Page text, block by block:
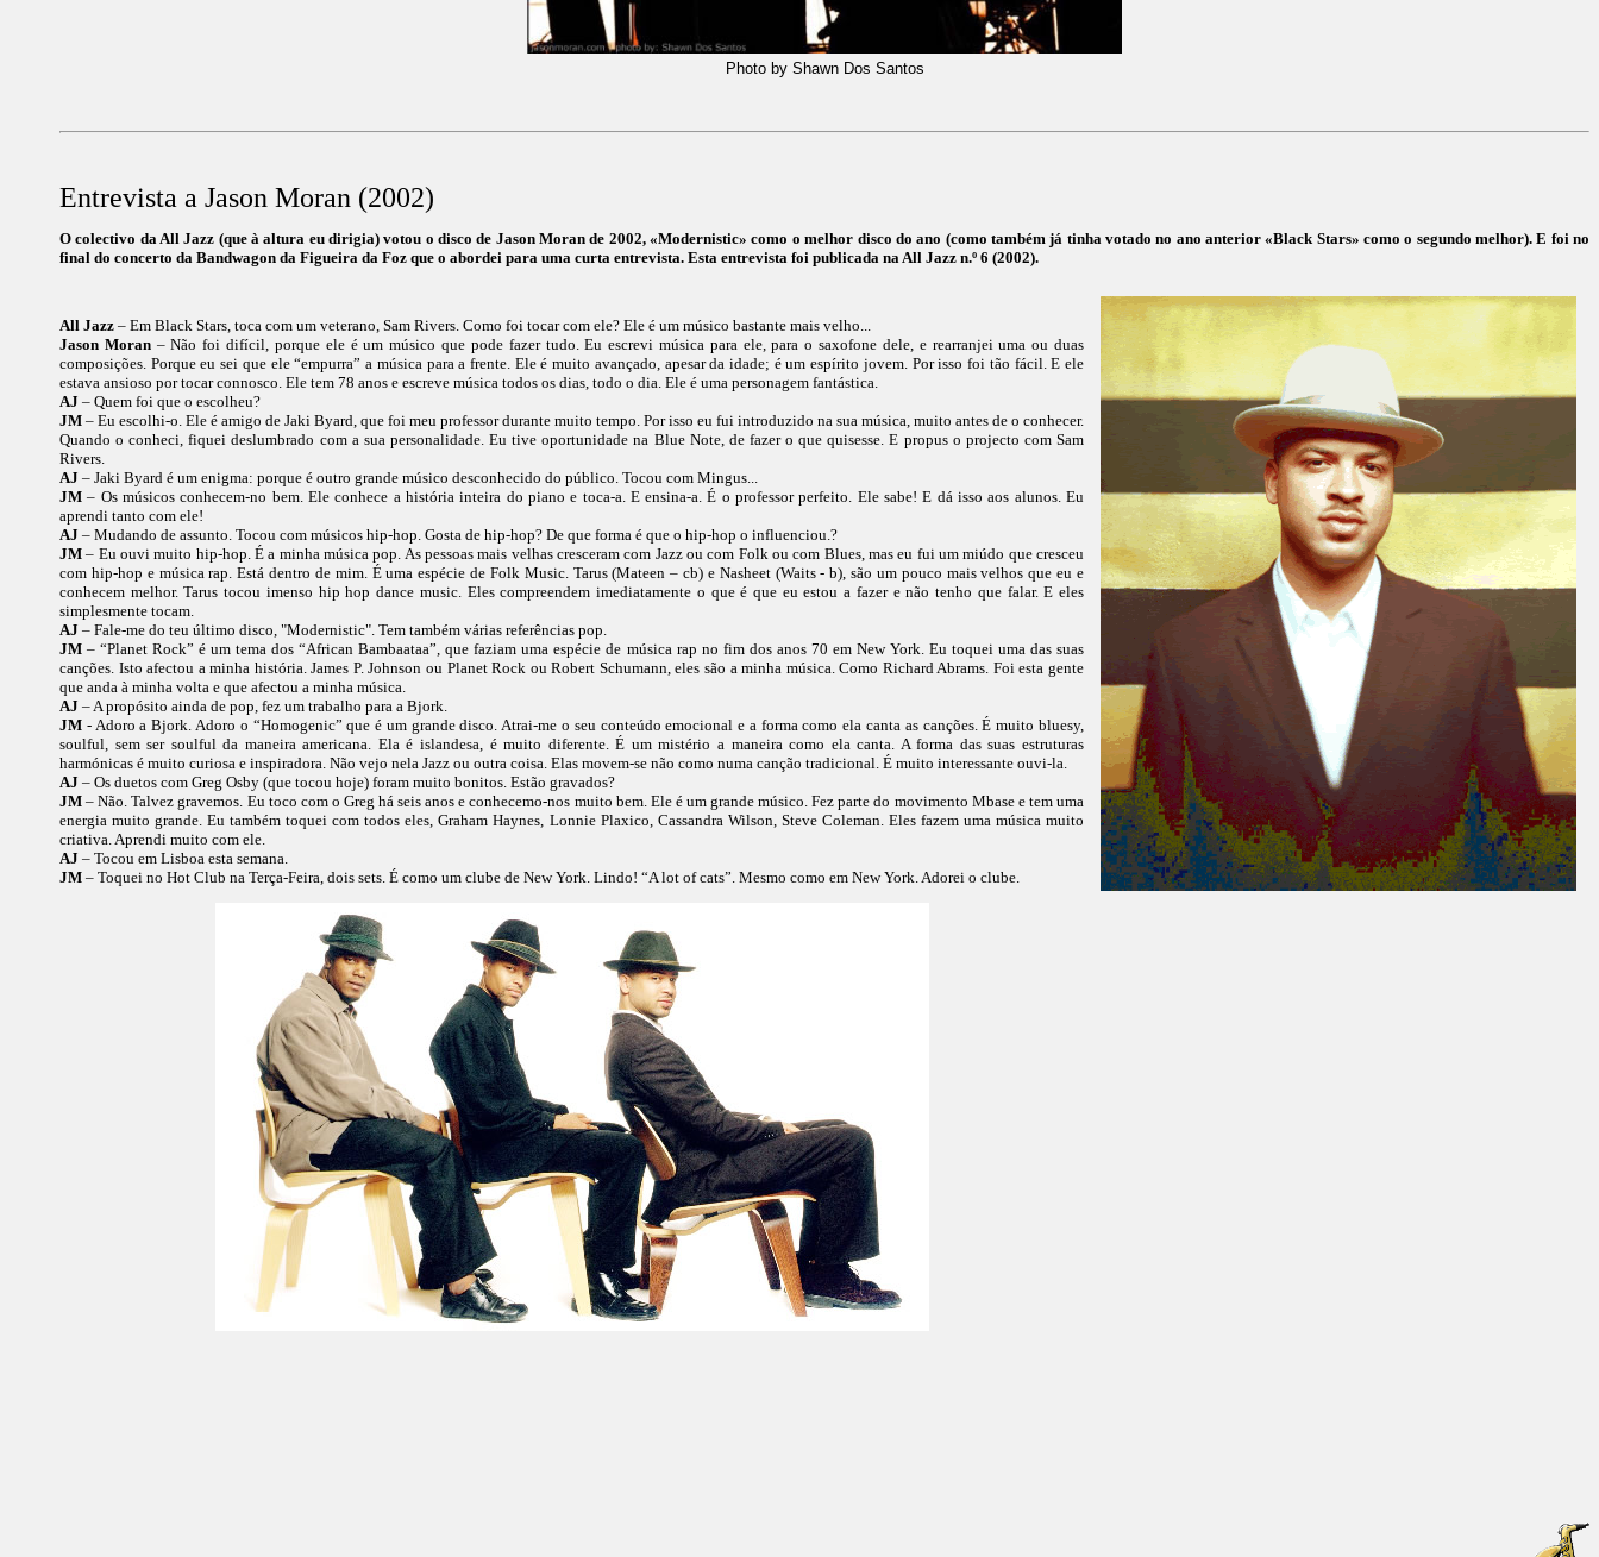
Photo by Shawn Dos Santos
Entrevista a Jason Moran (2002)
O colectivo da All Jazz (que à altura eu dirigia) votou o disco de Jason Moran de 2002, «Modernistic» como o melhor disco do ano (como também já tinha votado no ano anterior «Black Stars» como o segundo melhor). E foi no
final do concerto da Bandwagon da Figueira da Foz que o abordei para uma curta entrevista. Esta entrevista foi publicada na All Jazz n.º 6 (2002).
All Jazz – Em Black Stars, toca com um veterano, Sam Rivers. Como foi tocar com ele? Ele é um músico bastante mais velho...
Jason Moran– Não foi difícil, porque ele é um músico que pode fazer tudo. Eu escrevi música para ele, para o saxofone dele, e rearranjei uma ou duas
composições. Porque eu sei que ele “empurra” a música para a frente. Ele é muito avançado, apesar da idade; é um espírito jovem. Por isso foi tão fácil. E ele
estava ansioso por tocar connosco. Ele tem 78 anos e escreve música todos os dias, todo o dia. Ele é uma personagem fantástica.
AJ – Quem foi que o escolheu?
JM – Eu escolhi-o. Ele é amigo de Jaki Byard, que foi meu professor durante muito tempo. Por isso eu fui introduzido na sua música, muito antes de o conhecer.
Quando o conheci, fiquei deslumbrado com a sua personalidade. Eu tive oportunidade na Blue Note, de fazer o que quisesse. E propus o projecto com Sam
Rivers.
AJ – Jaki Byard é um enigma: porque é outro grande músico desconhecido do público. Tocou com Mingus...
JM – Os músicos conhecem-no bem. Ele conhece a história inteira do piano e toca-a. E ensina-a. É o professor perfeito. Ele sabe! E dá isso aos alunos. Eu
aprendi tanto com ele!
AJ – Mudando de assunto. Tocou com músicos hip-hop. Gosta de hip-hop? De que forma é que o hip-hop o influenciou.?
JM – Eu ouvi muito hip-hop. É a minha música pop. As pessoas mais velhas cresceram com Jazz ou com Folk ou com Blues, mas eu fui um miúdo que cresceu
com hip-hop e música rap. Está dentro de mim. É uma espécie de Folk Music. Tarus (Mateen – cb) e Nasheet (Waits - b), são um pouco mais velhos que eu e
conhecem melhor. Tarus tocou imenso hip hop dance music. Eles compreendem imediatamente o que é que eu estou a fazer e não tenho que falar. E eles
simplesmente tocam.
AJ – Fale-me do teu último disco, "Modernistic". Tem também várias referências pop.
JM – “Planet Rock” é um tema dos “African Bambaataa”, que faziam uma espécie de música rap no fim dos anos 70 em New York. Eu toquei uma das suas
canções. Isto afectou a minha história. James P. Johnson ou Planet Rock ou Robert Schumann, eles são a minha música. Como Richard Abrams. Foi esta gente
que anda à minha volta e que afectou a minha música.
AJ – A propósito ainda de pop, fez um trabalho para a Bjork.
JM - Adoro a Bjork. Adoro o “Homogenic” que é um grande disco. Atrai-me o seu conteúdo emocional e a forma como ela canta as canções. É muito bluesy,
soulful, sem ser soulful da maneira americana. Ela é islandesa, é muito diferente. É um mistério a maneira como ela canta. A forma das suas estruturas
harmónicas é muito curiosa e inspiradora. Não vejo nela Jazz ou outra coisa. Elas movem-se não como numa canção tradicional. É muito interessante ouvi-la.
AJ – Os duetos com Greg Osby (que tocou hoje) foram muito bonitos. Estão gravados?
JM – Não. Talvez gravemos. Eu toco com o Greg há seis anos e conhecemo-nos muito bem. Ele é um grande músico. Fez parte do movimento Mbase e tem uma
energia muito grande. Eu também toquei com todos eles, Graham Haynes, Lonnie Plaxico, Cassandra Wilson, Steve Coleman. Eles fazem uma música muito
criativa. Aprendi muito com ele.
AJ – Tocou em Lisboa esta semana.
JM – Toquei no Hot Club na Terça-Feira, dois sets. É como um clube de New York. Lindo! “A lot of cats”. Mesmo como em New York. Adorei o clube.